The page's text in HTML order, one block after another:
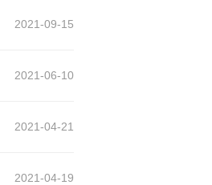
2021-09-15
2021-06-10
2021-04-21
2021-04-19